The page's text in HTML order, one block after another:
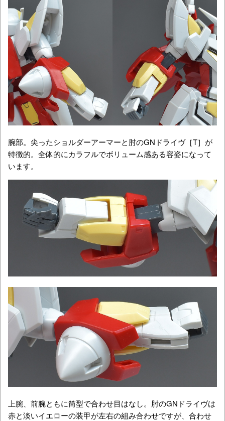
腕部。尖ったショルダーアーマーと肘のGNドライヴ［T］が
特徴的。全体的にカラフルでボリューム感ある容姿になって
います。
上腕、前腕ともに筒型で合わせ目はなし。肘のGNドライヴは
赤と淡いイエローの装甲が左右の組み合わせですが、合わせ